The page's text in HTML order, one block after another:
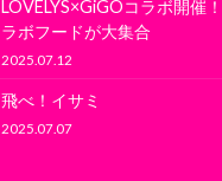
LOVELYS×GiGOコラボ開催
ラボフードが大集合
2025.07.12
飛べ！イサミ
2025.07.07